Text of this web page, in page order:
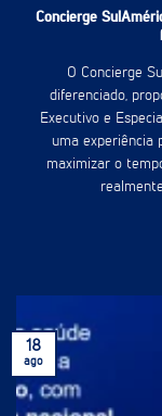
Concierge
O Concierge
diferenciado,
Executivo e
uma experiência
maximizar o
18
ago